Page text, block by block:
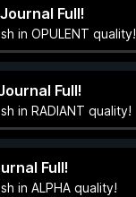
Full!
in OPULENT quality!
Full!
in RADIANT quality!
Full!
in ALPHA quality!